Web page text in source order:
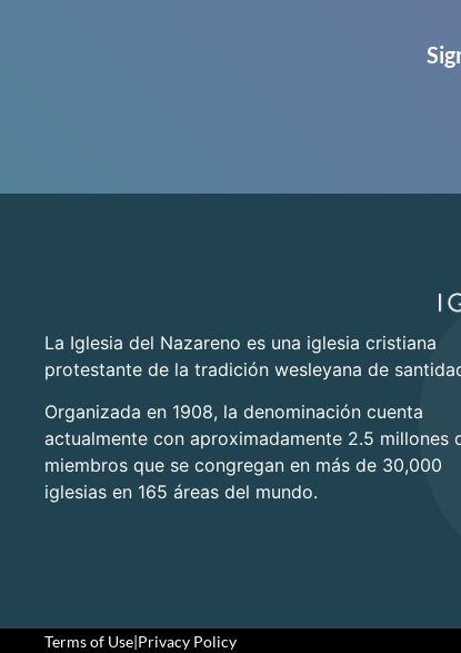
La Iglesia del Nazareno es una iglesia cristiana
protestante de la tradición wesleyana de
Organizada en 1908, la denominación cuenta
actualmente con aproximadamente 2.5 millones
miembros que se congregan en más de 30,000
iglesias en 165 áreas del mundo.
Terms of Use|Privacy Policy